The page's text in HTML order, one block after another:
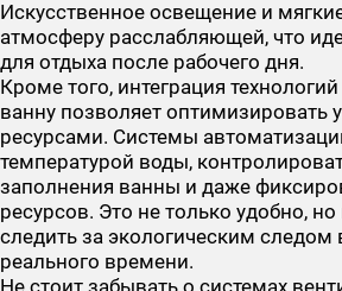
Искусственное освещение и
атмосферу расслабляющей, что
для отдыха после рабочего дня.
Кроме того, интеграция
ванну позволяет оптимизировать
ресурсами. Системы
температурой воды,
заполнения ванны и даже
ресурсов. Это не только удобно,
следить за экологическим
реального времени.
Не стоит забывать о системах